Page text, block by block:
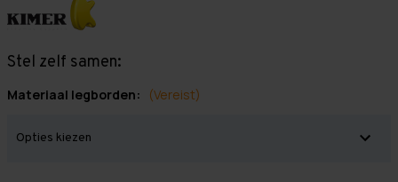
Stel zelf samen:
Materiaal legborden: (Vereist)